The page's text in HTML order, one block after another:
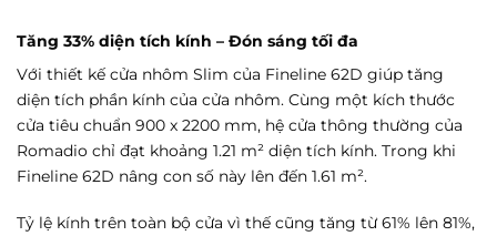
Tăng 33% diện tích kính – Đón sáng tối đa
Với thiết kế cửa nhôm Slim của Fineline 62D giúp tăng
diện tích phần kính của cửa nhôm. Cùng một kích thước
cửa tiêu chuẩn 900 x 2200 mm, hệ cửa thông thường của
Romadio chỉ đạt khoảng 1.21 m² diện tích kính. Trong khi
Fineline 62D nâng con số này lên đến 1.61 m².
Tỷ lệ kính trên toàn bộ cửa vì thế cũng tăng từ 61% lên 81%,